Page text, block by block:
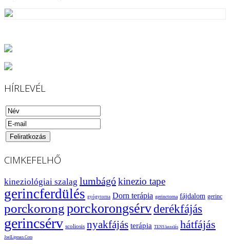
HÍRLEVÉL
CIMKEFELHŐ
kineziológiai szalag lumbágókinezio tape
gerincferdülés gyógytorna Dorn terápia gerinctorna fájdalom gerinc
porckorongporckorongsérvderékfájás
gerincsérv scoliosis nyakfájás terápia TENS kezelés hátfájás
JoelLipman.Com